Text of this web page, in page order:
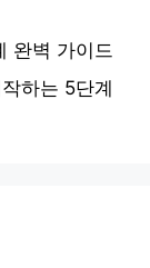
완벽 가이드
하는 5단계